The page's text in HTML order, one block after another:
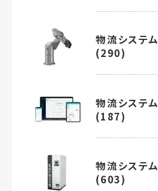
物流システム
(290)
物流システム
(187)
物流システム
(603)